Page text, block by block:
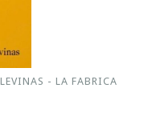
- LA FABRICA